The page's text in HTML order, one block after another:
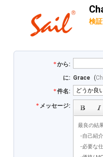
検
から:
に: Grace (
件名:
メッセージ: